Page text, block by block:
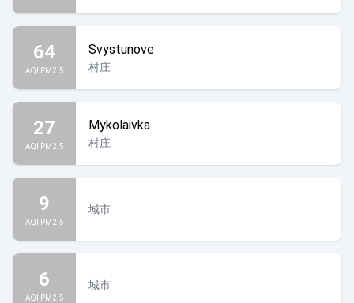
64
AQI PM2.5
Svystunove
村庄
27
AQI PM2.5
Mykolaivka
村庄
9
AQI PM2.5
城市
6
AQI PM2.5
城市